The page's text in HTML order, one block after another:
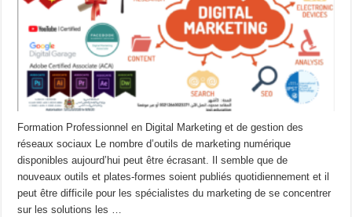
Formation Professionnel en Digital Marketing et de gestion des
réseaux sociaux Le nombre d’outils de marketing numérique
disponibles aujourd’hui peut être écrasant. Il semble que de
nouveaux outils et plates-formes soient publiés quotidiennement et il
peut être difficile pour les spécialistes du marketing de se concentrer
sur les solutions les …